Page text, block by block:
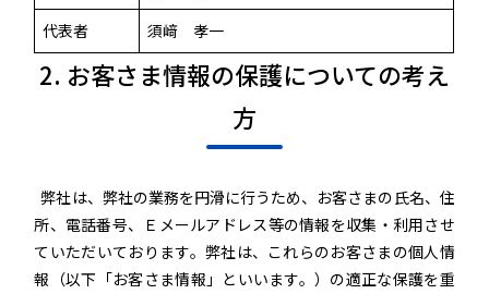
代表者
須﨑 孝一
2. お客さま情報の保護についての考え
方
弊社は、弊社の業務を円滑に行うため、お客さまの氏名、住
所、電話番号、Ｅメールアドレス等の情報を収集・利用させ
ていただいております。弊社は、これらのお客さまの個人情
報（以下「お客さま情報」といいます。）の適正な保護を重